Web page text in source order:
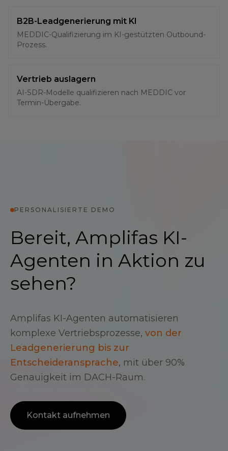
B2B-Leadgenerierung mit KI
MEDDIC-Qualifizierung im KI-gestützten Outbound-
Prozess.
Vertrieb auslagern
AI-SDR-Modelle qualifizieren nach MEDDIC vor
Termin-Übergabe.
PERSONALISIERTE DEMO
Bereit, Amplifas KI-
Agenten in Aktion zu
sehen?
Amplifas KI-Agenten automatisieren
komplexe Vertriebsprozesse, von der
Leadgenerierung bis zur
Entscheideransprache, mit über 90%
Genauigkeit im DACH-Raum.
Kontakt aufnehmen